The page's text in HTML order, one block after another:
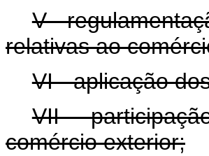
V -
relativas ao
VI - aplicação
VII -
comércio exterior;